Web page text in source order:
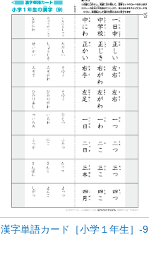
漢字単語カード［小学１年生］-9